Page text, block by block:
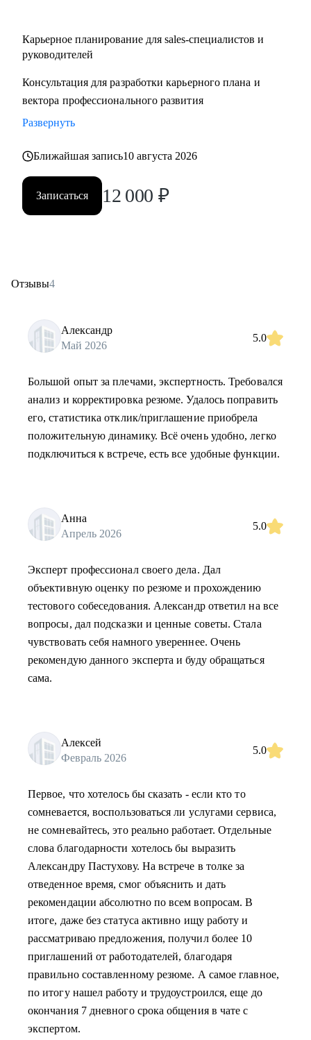
Карьерное планирование для sales-специалистов и
руководителей
Консультация для разработки карьерного плана и
вектора профессионального развития
Развернуть
Ближайшая запись10 августа 2026
Записаться 12 000 ₽
Отзывы4
Александр
Май 2026
5.0
Большой опыт за плечами, экспертность. Требовался
анализ и корректировка резюме. Удалось поправить
его, статистика отклик/приглашение приобрела
положительную динамику. Всё очень удобно, легко
подключиться к встрече, есть все удобные функции.
Анна
Апрель 2026
5.0
Эксперт профессионал своего дела. Дал
объективную оценку по резюме и прохождению
тестового собеседования. Александр ответил на все
вопросы, дал подсказки и ценные советы. Стала
чувствовать себя намного увереннее. Очень
рекомендую данного эксперта и буду обращаться
сама.
Алексей
Февраль 2026
5.0
Первое, что хотелось бы сказать - если кто то
сомневается, воспользоваться ли услугами сервиса,
не сомневайтесь, это реально работает. Отдельные
слова благодарности хотелось бы выразить
Александру Пастухову. На встрече в толке за
отведенное время, смог объяснить и дать
рекомендации абсолютно по всем вопросам. В
итоге, даже без статуса активно ищу работу и
рассматриваю предложения, получил более 10
приглашений от работодателей, благодаря
правильно составленному резюме. А самое главное,
по итогу нашел работу и трудоустроился, еще до
окончания 7 дневного срока общения в чате с
экспертом.